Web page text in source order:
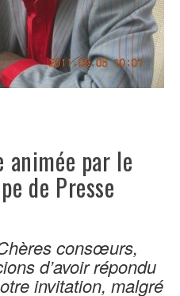
animée par le
de Presse
consœurs,
d’avoir répondu
invitation, malgré